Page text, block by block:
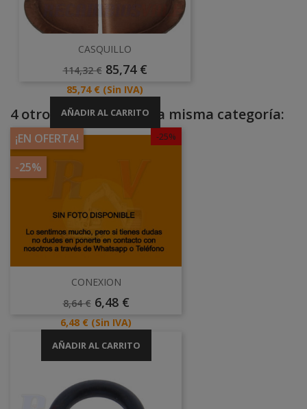
CASQUILLO
Precio
114,32 € Precio
85,74 €
Precio
85,74 € (Sin IVA)
AÑADIR AL CARRITO
4 otros productos en la misma categoría:
-25%
¡EN OFERTA!
-25%
CONEXION
Precio
8,64 € Precio
6,48 €
Precio
6,48 € (Sin IVA)
AÑADIR AL CARRITO